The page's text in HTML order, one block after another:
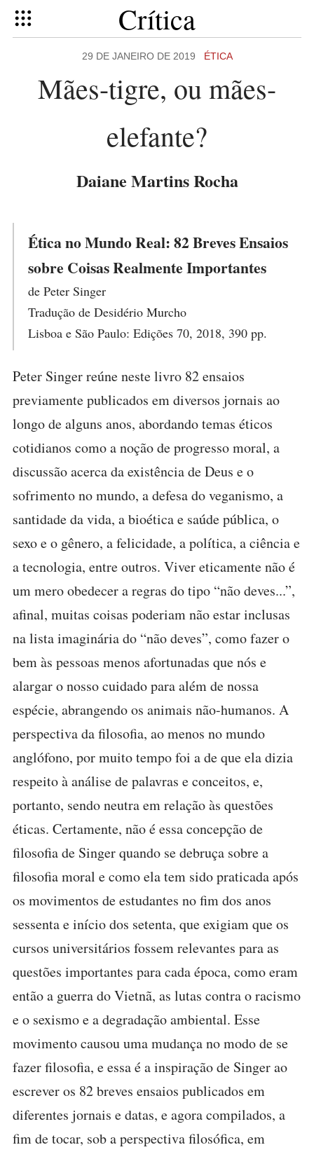
Crítica
29 DE JANEIRO DE 2019 ÉTICA
Mães-tigre, ou mães-
elefante?
Daiane Martins Rocha
Ética no Mundo Real: 82 Breves Ensaios
sobre Coisas Realmente Importantes
de Peter Singer
Tradução de Desidério Murcho
Lisboa e São Paulo: Edições 70, 2018, 390 pp.
Peter Singer reúne neste livro 82 ensaios
previamente publicados em diversos jornais ao
longo de alguns anos, abordando temas éticos
cotidianos como a noção de progresso moral, a
discussão acerca da existência de Deus e o
sofrimento no mundo, a defesa do veganismo, a
santidade da vida, a bioética e saúde pública, o
sexo e o gênero, a felicidade, a política, a ciência e
a tecnologia, entre outros. Viver eticamente não é
um mero obedecer a regras do tipo “não deves...”,
afinal, muitas coisas poderiam não estar inclusas
na lista imaginária do “não deves”, como fazer o
bem às pessoas menos afortunadas que nós e
alargar o nosso cuidado para além de nossa
espécie, abrangendo os animais não-humanos. A
perspectiva da filosofia, ao menos no mundo
anglófono, por muito tempo foi a de que ela dizia
respeito à análise de palavras e conceitos, e,
portanto, sendo neutra em relação às questões
éticas. Certamente, não é essa concepção de
filosofia de Singer quando se debruça sobre a
filosofia moral e como ela tem sido praticada após
os movimentos de estudantes no fim dos anos
sessenta e início dos setenta, que exigiam que os
cursos universitários fossem relevantes para as
questões importantes para cada época, como eram
então a guerra do Vietnã, as lutas contra o racismo
e o sexismo e a degradação ambiental. Esse
movimento causou uma mudança no modo de se
fazer filosofia, e essa é a inspiração de Singer ao
escrever os 82 breves ensaios publicados em
diferentes jornais e datas, e agora compilados, a
fim de tocar, sob a perspectiva filosófica, em